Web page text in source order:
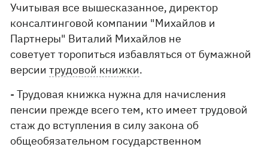
Учитывая все вышесказанное, директор
консалтинговой компании "Михайлов и
Партнеры" Виталий Михайлов не
советует торопиться избавляться от бумажной
версиитрудовой книжки.
- Трудовая книжка нужна для начисления
пенсии прежде всего тем, кто имеет трудовой
стаж до вступления в силу закона об
общеобязательном государственном